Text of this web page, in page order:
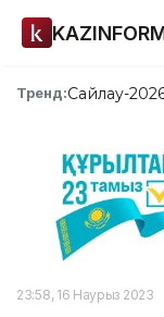
Тренд:Сайлау-
23:58, 16 Наурыз 2023